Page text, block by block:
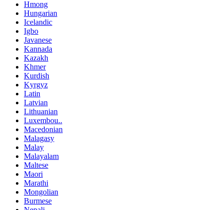
Hmong
Hungarian
Icelandic
Igbo
Javanese
Kannada
Kazakh
Khmer
Kurdish
Kyrgyz
Latin
Latvian
Lithuanian
Luxembou..
Macedonian
Malagasy
Malay
Malayalam
Maltese
Maori
Marathi
Mongolian
Burmese